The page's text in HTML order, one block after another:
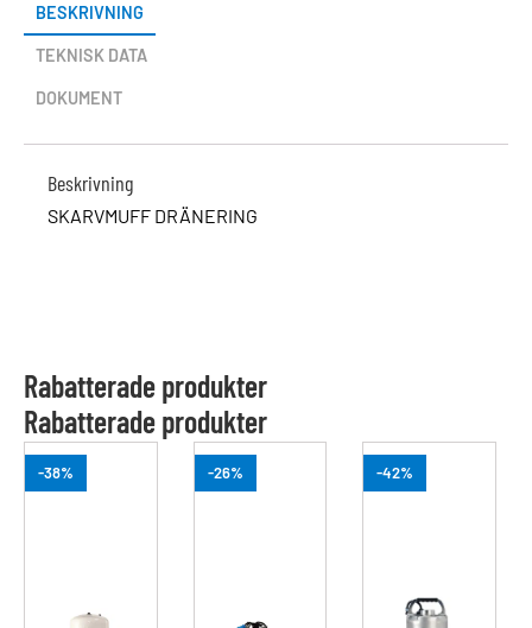
BESKRIVNING
TEKNISK DATA
DOKUMENT
Beskrivning
SKARVMUFF DRÄNERING
Rabatterade produkter
Rabatterade produkter
-38% -26% -42%